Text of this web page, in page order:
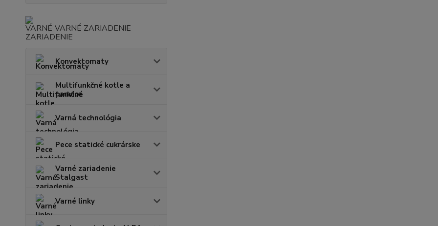
VARNÉ ZARIADENIE
Konvektomaty
Multifunkčné kotle a
panvice
Varná technológia
Pece statické cukrárske
Varné zariadenie
Stalgast
Varné linky